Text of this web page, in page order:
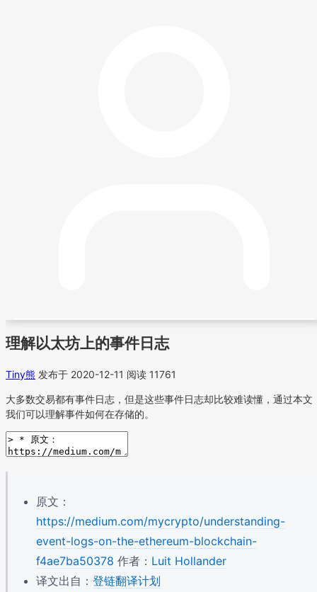
理解以太坊上的事件日志
Tiny熊 发布于 2020-12-11 阅读 11761
大多数交易都有事件日志，但是这些事件日志却比较难读懂，通过本文
我们可以理解事件如何在存储的。
原文：
https://medium.com/mycrypto/understanding-
event-logs-on-the-ethereum-blockchain-
f4ae7ba50378 作者： Luit Hollander
译文出自： 登链翻译计划